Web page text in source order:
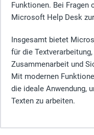
Funktionen. Bei Fragen
Microsoft Help Desk
Insgesamt bietet
für die
Zusammenarbeit und
Mit modernen
die ideale Anwendung,
Texten zu arbeiten.